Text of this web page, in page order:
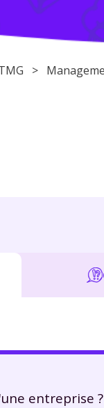
>
entreprise